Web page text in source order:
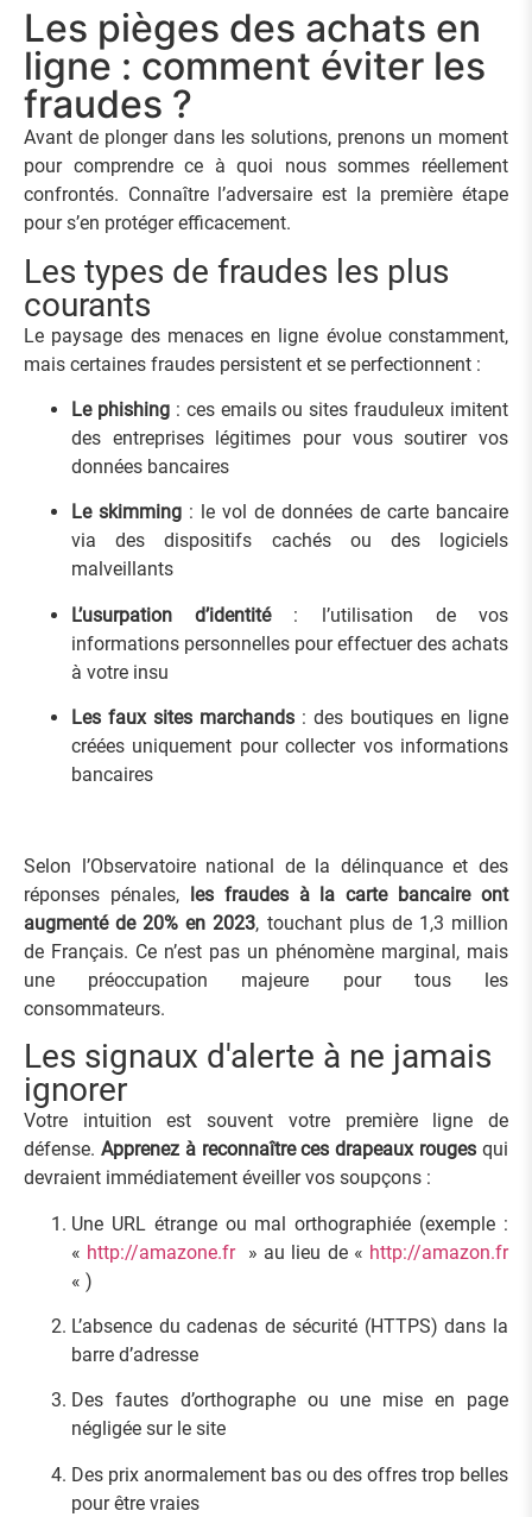
Les pièges des achats en
ligne : comment éviter les
fraudes ?
Avant de plonger dans les solutions, prenons un moment
pour comprendre ce à quoi nous sommes réellement
confrontés. Connaître l’adversaire est la première étape
pour s’en protéger efficacement.
Les types de fraudes les plus
courants
Le paysage des menaces en ligne évolue constamment,
mais certaines fraudes persistent et se perfectionnent :
Le phishing: ces emails ou sites frauduleux imitent
des entreprises légitimes pour vous soutirer vos
données bancaires
Le skimming : le vol de données de carte bancaire
via des dispositifs cachés ou des logiciels
malveillants
L’usurpation d’identité: l’utilisation de vos
informations personnelles pour effectuer des achats
à votre insu
Les faux sites marchands : des boutiques en ligne
créées uniquement pour collecter vos informations
bancaires
Selon l’Observatoire national de la délinquance et des
réponses pénales, les fraudes à la carte bancaire ont
augmenté de 20% en 2023, touchant plus de 1,3 million
de Français. Ce n’est pas un phénomène marginal, mais
une préoccupation majeure pour tous les
consommateurs.
Les signaux d'alerte à ne jamais
ignorer
Votre intuition est souvent votre première ligne de
défense. Apprenez à reconnaître ces drapeaux rouges qui
devraient immédiatement éveiller vos soupçons :
Une URL étrange ou mal orthographiée (exemple :
« http://amazone.fr» au lieu de « http://amazon.fr
« )
L’absence du cadenas de sécurité (HTTPS) dans la
barre d’adresse
Des fautes d’orthographe ou une mise en page
négligée sur le site
Des prix anormalement bas ou des offres trop belles
pour être vraies